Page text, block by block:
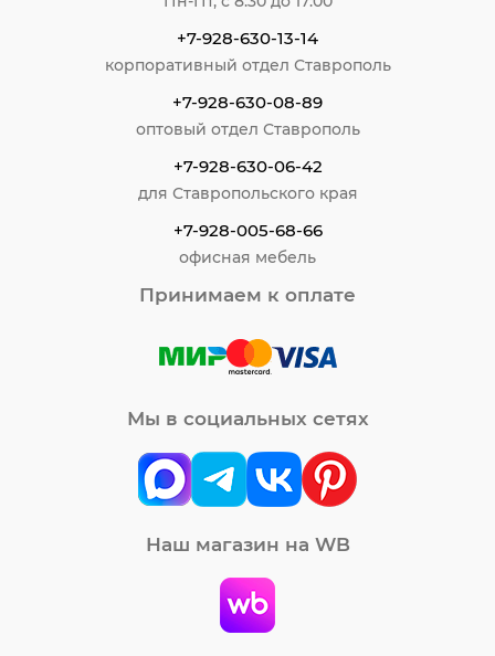
+7-928-630-13-14
корпоративный отдел Ставрополь
+7-928-630-08-89
оптовый отдел Ставрополь
+7-928-630-06-42
для Ставропольского края
+7-928-005-68-66
офисная мебель
Принимаем к оплате
Мы в социальных сетях
Наш магазин на WB